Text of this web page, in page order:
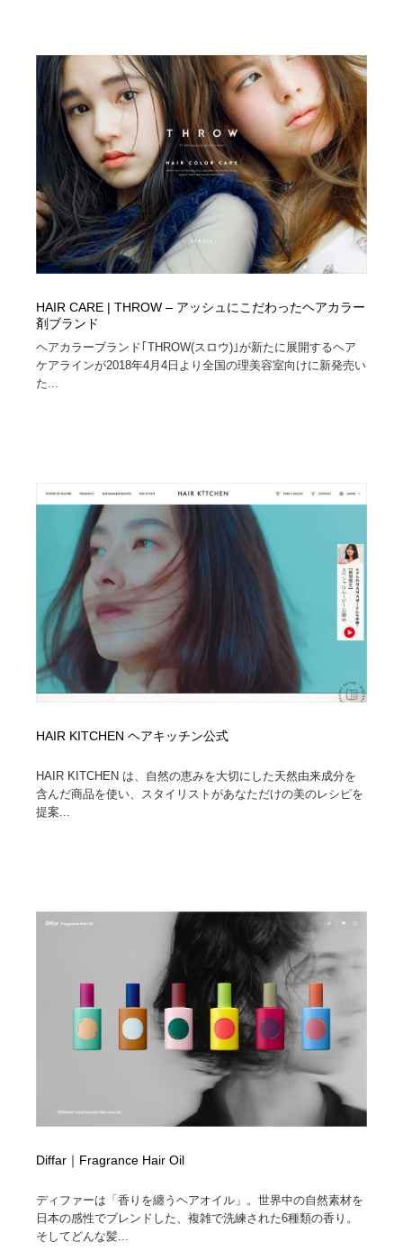
金融・銀行・投資・保険・M&A・商社
金融・銀行・投資・保険・M&A・商社
78
起業・事業支援・ボランティア・NPO
起業・事業支援・ボランティア・NPO
教育・スクール・保育・幼稚園・小中高・大学・専門学
校
教育・スクール・保育・幼稚園・小中高・大学・専門学
校
173
システム開発・IT・決済・アプリ・ソフトウェア
システム開発・IT・決済・アプリ・ソフトウェア
99
テクノロジー・AI・人工知能・スマートホーム・オンラ
イン
テクノロジー・AI・人工知能・スマートホーム・オンラ
イン
74
日本伝統：着物・織物・舞踊・歌舞伎・茶道・華道・書
道
日本伝統：着物・織物・舞踊・歌舞伎・茶道・華道・書
道
映画・アニメ・DVD・動画配信・放送・TV・ラジオ 65
ル・ダンス
芸能人・俳優・女優・タレント・モデル・芸能事務所
キャンペーン・イベント・ワークショップ・コンペティ
キャンペーン・イベント・ワークショップ・コンペティ
ション
マッチングサービス
マッチングサービス
アート・芸術・美術館・美術展・博物館・ギャラリー
アート・芸術・美術館・美術展・博物館・ギャラリー
383
鉛筆画・木炭画・デッサン・クロッキー
鉛筆画・木炭画・デッサン・クロッキー
グラフィティ・Graffiti・ストリートアート 4
GWD スタッフお気に入り
Drawing Software / お絵かきソフト・アプリ・ブラシ 11
HAIR CARE | THROW – アッシュにこだわったヘアカラー
剤ブランド
ヘアカラーブランド｢THROW(スロウ)｣が新たに展開するヘア
ケアラインが2018年4月4日より全国の理美容室向けに新発売い
た...
HAIR KITCHEN ヘアキッチン公式
HAIR KITCHEN は、自然の恵みを大切にした天然由来成分を
含んだ商品を使い、スタイリストがあなただけの美のレシピを
提案...
Diffar｜Fragrance Hair Oil
ディファーは「香りを纏うヘアオイル」。世界中の自然素材を
日本の感性でブレンドした、複雑で洗練された6種類の香り。
そしてどんな髪...